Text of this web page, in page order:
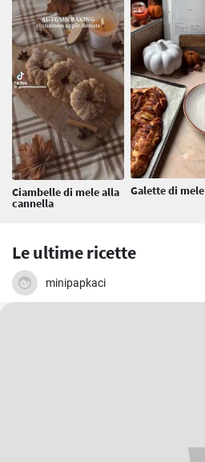
Ciambelle di mele alla
cannella
Galette di mele
Le ultime ricette
minipapkaci